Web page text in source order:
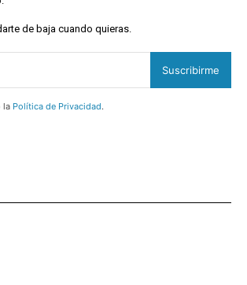
de baja cuando quieras.
Suscribirme
la Política de Privacidad.